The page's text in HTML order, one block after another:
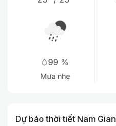
99 %
Mưa nhẹ
Dự báo thời tiết Nam